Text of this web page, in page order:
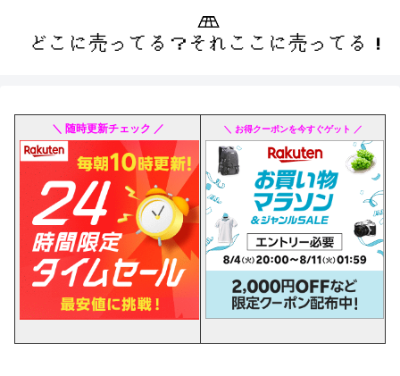
＼ 随時更新チェック ／ ＼ お得クーポンを今すぐゲット ／